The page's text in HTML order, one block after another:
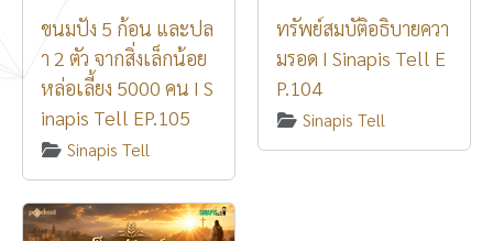
ขนมปัง 5 ก้อน และปล
า 2 ตัว จากสิ่งเล็กน้อย
หล่อเลี้ยง 5000 คน I S
inapis Tell EP.105
Sinapis Tell
ทรัพย์สมบัติอธิบายควา
มรอด I Sinapis Tell E
P.104
Sinapis Tell